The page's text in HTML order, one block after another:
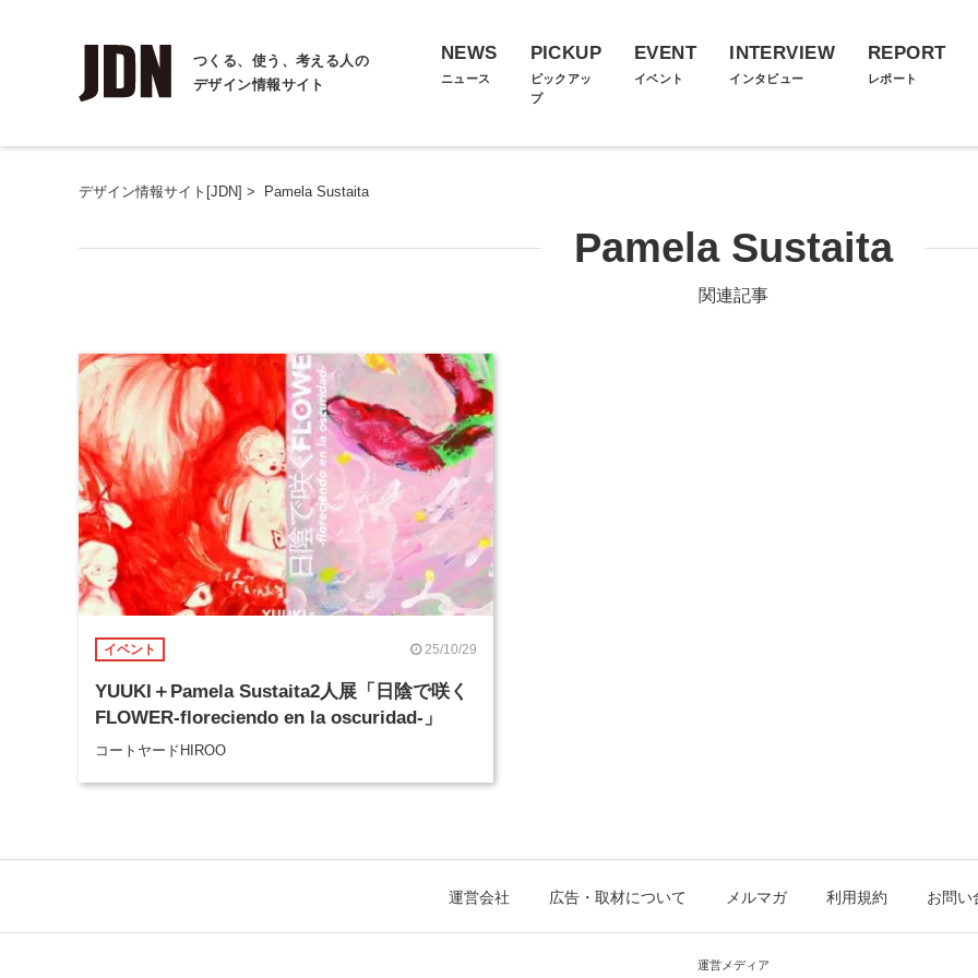
つくる、使う、考える人の
デザイン情報サイト
NEWS
ニュース
PICKUP
ピックアッ
プ
EVENT
イベント
INTERVIEW
インタビュー
REPORT
レポート
デザイン情報サイト[JDN] > Pamela Sustaita
Pamela Sustaita
関連記事
イベント 25/10/29
YUUKI＋Pamela Sustaita2人展「日陰で咲く
FLOWER-floreciendo en la oscuridad-」
コートヤードHIROO
運営会社 広告・取材について メルマガ 利用規約 お問い
運営メディア